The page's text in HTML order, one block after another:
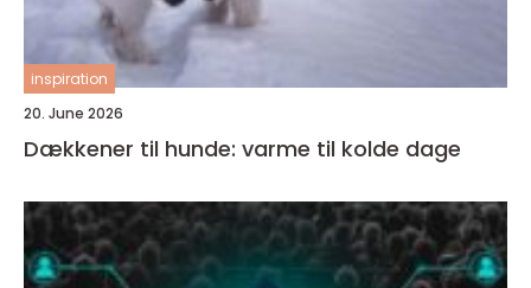
inspiration
20. June 2026
Dækkener til hunde: varme til kolde dage